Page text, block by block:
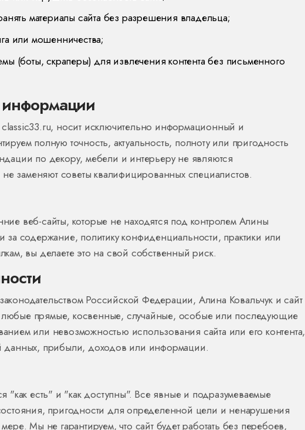
материалы сайта без разрешения владельца;
или мошенничества;
(боты, скраперы) для извлечения контента без письменного
носит исключительно информационный и
полную точность, актуальность, полноту или пригодность
по декору, мебели и интерьеру не являются
заменяют советы квалифицированных специалистов.
веб-сайты, которые не находятся под контролем Алины
за содержание, политику конфиденциальности, практики или
вы делаете это на свой собственный риск.
Российской Федерации, Алина Ковальчук и сайт
любые прямые, косвенные, случайные, особые или последующие
или невозможностью использования сайта или его контента,
данных, прибыли, доходов или информации.
"как есть" и "как доступны". Все явные и подразумеваемые
пригодности для определенной цели и ненарушения
Мы не гарантируем, что сайт будет работать без перебоев,